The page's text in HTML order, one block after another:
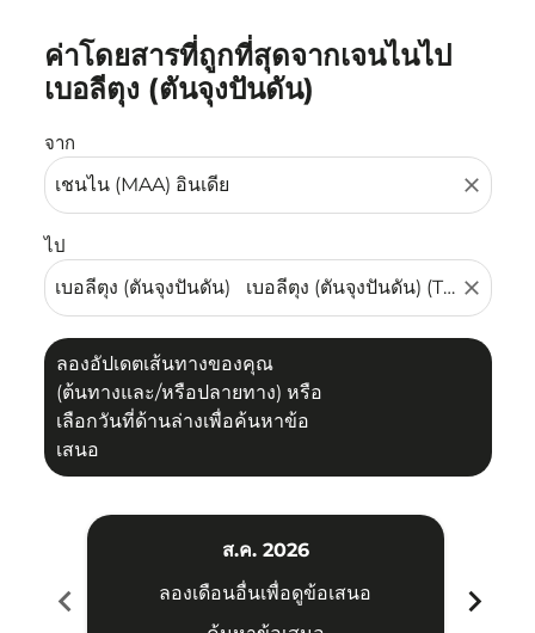
ค่าโดยสารที่ถูกที่สุดจากเจนไนไป
เบอลีตุง (ตันจุงปันดัน)
จาก
close
ไป
close
ลองอัปเดตเส้นทางของคุณ
(ต้นทางและ/หรือปลายทาง) หรือ
เลือกวันที่ด้านล่างเพื่อค้นหาข้อ
เสนอ
ลองอัปเดตเส้นทางของคุณ (ต้นทางและ/หรือปลายทาง) หรื
chevron_left
ส.ค. 2026
ลองเดือนอื่นเพื่อดูข้อเสนอ
chevron_right